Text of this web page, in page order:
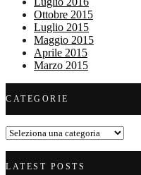
Ottobre 2015
Luglio 2015
Maggio 2015
Aprile 2015
Marzo 2015
CATEGORIE
Categorie
LATEST POSTS